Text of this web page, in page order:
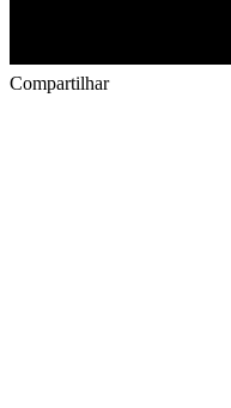
Compartilhar